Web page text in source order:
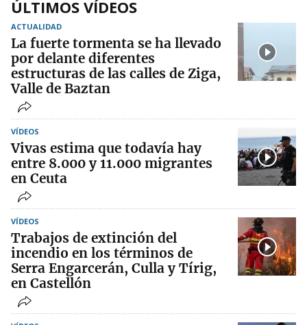
ÚLTIMOS VÍDEOS
ACTUALIDAD
La fuerte tormenta se ha llevado
por delante diferentes
estructuras de las calles de Ziga,
Valle de Baztan
VÍDEOS
Vivas estima que todavía hay
entre 8.000 y 11.000 migrantes
en Ceuta
VÍDEOS
Trabajos de extinción del
incendio en los términos de
Serra Engarcerán, Culla y Tírig,
en Castellón